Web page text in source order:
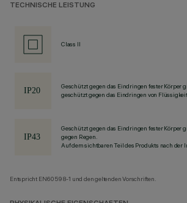
TECHNISCHE LEISTUNG
Class II
Geschützt gegen das Eindringen fester Körper
geschützt gegen das Eindringen von
Geschützt gegen das Eindringen fester Körper
gegen Regen.
Auf dem sichtbaren Teil des Produkts nach der
Entspricht EN60598-1 und den geltenden Vorschriften.